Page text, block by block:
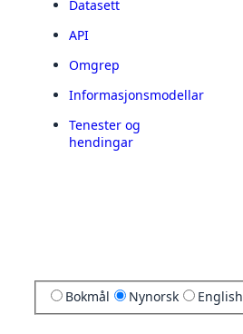
Datasett
API
Omgrep
Informasjonsmodellar
Tenester og
hendingar
Bokmål Nynorsk English